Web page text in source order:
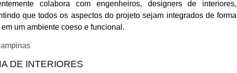
colabora com engenheiros, designers de interiores,
que todos os aspectos do projeto sejam integrados de forma
um ambiente coeso e funcional.
DE INTERIORES